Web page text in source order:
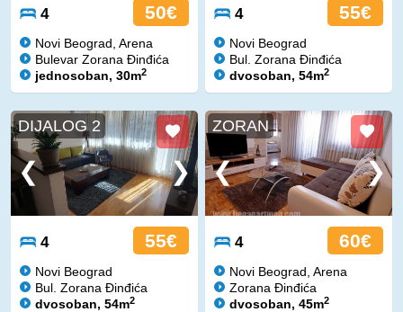
4 50€
Novi Beograd, Arena
Bulevar Zorana Đinđića
jednosoban, 30m2
4 55€
Novi Beograd
Bul. Zorana Đinđića
dvosoban, 54m2
DIJALOG 2
4 55€
Novi Beograd
Bul. Zorana Đinđića
dvosoban, 54m2
ZORAN
4 60€
Novi Beograd, Arena
Zorana Đinđića
dvosoban, 45m2